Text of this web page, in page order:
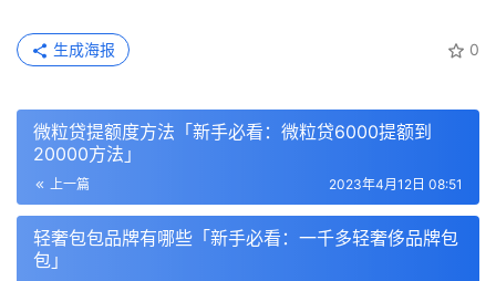
0
生成海报
微粒贷提额度方法「新手必看：微粒贷6000提额到
20000方法」
上一篇 2023年4月12日 08:51
轻奢包包品牌有哪些「新手必看：一千多轻奢侈品牌包
包」